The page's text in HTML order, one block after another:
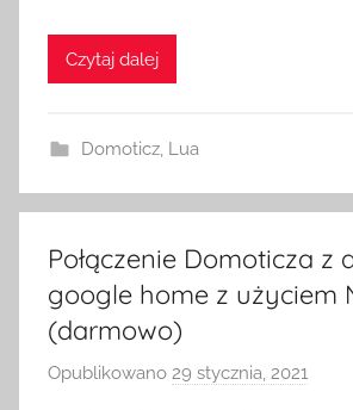
t
Czytaj dalej
Domoticz, Lua
Połączenie Domoticza z
google home z użyciem
(darmowo)
Opublikowano 29 stycznia, 2021